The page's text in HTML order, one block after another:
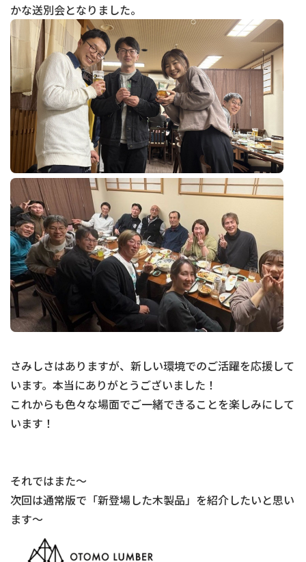
かな送別会となりました。
さみしさはありますが、新しい環境でのご活躍を応援して
います。本当にありがとうございました！
これからも色々な場面でご一緒できることを楽しみにして
います！
それではまた～
次回は通常版で「新登場した木製品」を紹介したいと思い
ます～